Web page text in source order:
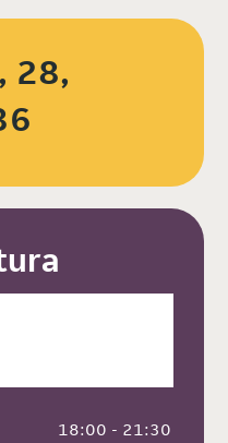
28,
18:00 - 21:30